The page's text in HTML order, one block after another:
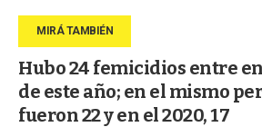
Hubo 24 femicidios entre
de este año; en el mismo
fueron 22 y en el 2020, 17